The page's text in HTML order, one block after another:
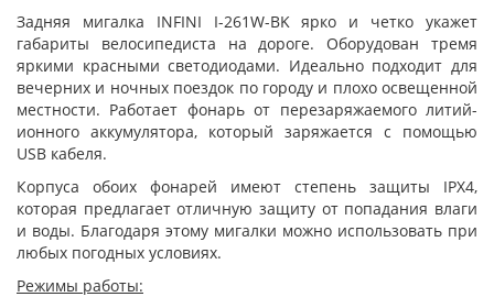
Задняя мигалка INFINI I-261W-BK ярко и четко укажет
габариты велосипедиста на дороге. Оборудован тремя
яркими красными светодиодами. Идеально подходит для
вечерних и ночных поездок по городу и плохо освещенной
местности. Работает фонарь от перезаряжаемого литий-
ионного аккумулятора, который заряжается с помощью
USB кабеля.
Корпуса обоих фонарей имеют степень защиты IPX4,
которая предлагает отличную защиту от попадания влаги
и воды. Благодаря этому мигалки можно использовать при
любых погодных условиях.
Режимы работы: